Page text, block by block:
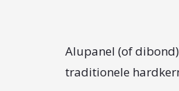
Alupanel (of
traditionele